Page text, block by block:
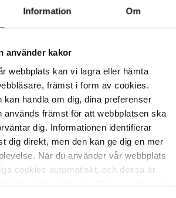
Information Om
använder kakor
webbplats kan vi lagra eller hämta
främst i form av cookies.
kan handla om dig, dina preferenser
används främst för att webbplatsen ska
dig. Informationen identifierar
dig direkt, men den kan ge dig en mer
När du använder vår webbplats
cookies automatiskt, och dessa är